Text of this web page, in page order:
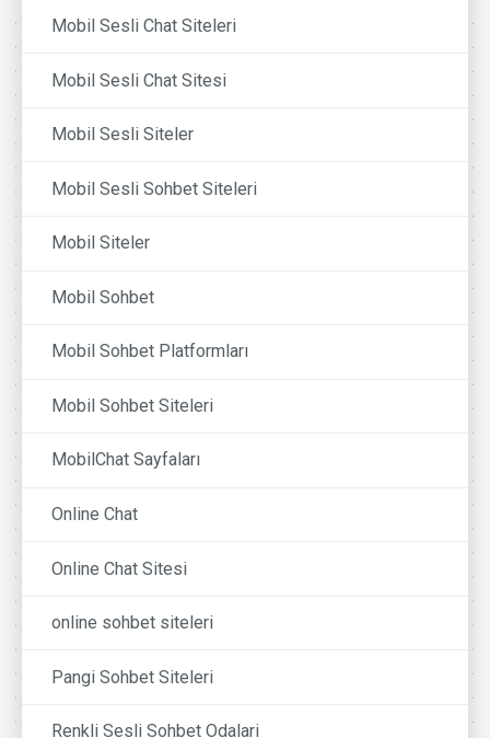
Mobil Sesli Chat Siteleri
Mobil Sesli Chat Sitesi
Mobil Sesli Siteler
Mobil Sesli Sohbet Siteleri
Mobil Siteler
Mobil Sohbet
Mobil Sohbet Platformları
Mobil Sohbet Siteleri
MobilChat Sayfaları
Online Chat
Online Chat Sitesi
online sohbet siteleri
Pangi Sohbet Siteleri
Renkli Sesli Sohbet Odalari